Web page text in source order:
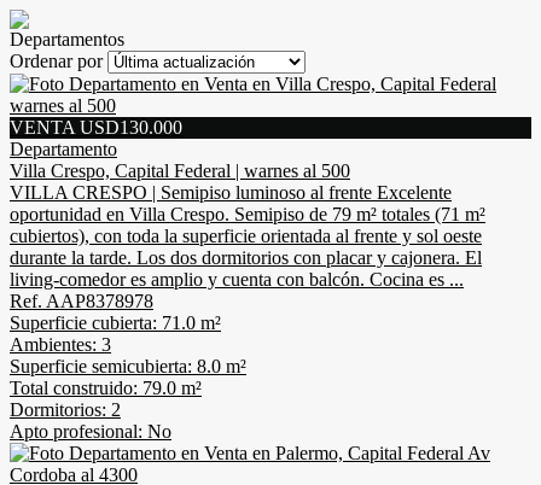
Departamentos
Ordenar por
VENTA USD130.000
Departamento
Villa Crespo, Capital Federal | warnes al 500
VILLA CRESPO | Semipiso luminoso al frente Excelente
oportunidad en Villa Crespo. Semipiso de 79 m² totales (71 m²
cubiertos), con toda la superficie orientada al frente y sol oeste
durante la tarde. Los dos dormitorios con placar y cajonera. El
living-comedor es amplio y cuenta con balcón. Cocina es ...
Ref. AAP8378978
Superficie cubierta: 71.0 m²
Ambientes: 3
Superficie semicubierta: 8.0 m²
Total construido: 79.0 m²
Dormitorios: 2
Apto profesional: No